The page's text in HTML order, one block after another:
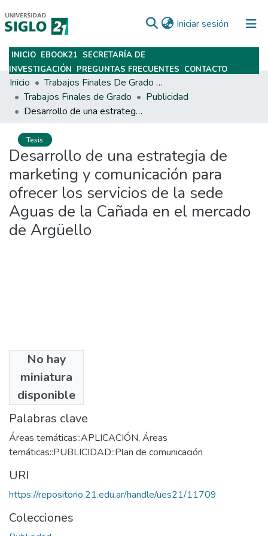
Iniciar sesión (current)
Subir
INICIO EBOOK21 SECRETARÍA DE
INVESTIGACIÓN PREGUNTAS FRECUENTES CONTACTO
Inicio
Trabajos Finales De Grado Y Posgrado
Trabajos Finales de Grado
Publicidad
Desarrollo de una estrategia de marketing y comunicación para ofrecer los servicios de la sede Aguas de la Cañada en el mercado de Argüello
Tesis
Desarrollo de una estrategia de
marketing y comunicación para
ofrecer los servicios de la sede
Aguas de la Cañada en el mercado
de Argüello
No hay
miniatura
disponible
Autores
Lozada, Sofía
Palabras clave
Áreas temáticas::APLICACIÓN, Áreas
temáticas::PUBLICIDAD::Plan de comunicación
URI
https://repositorio.21.edu.ar/handle/ues21/11709
Colecciones